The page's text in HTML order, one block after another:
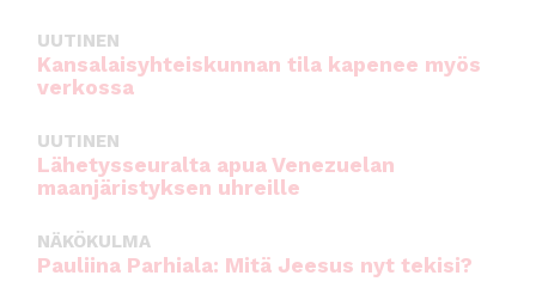
UUTINEN
Kansalaisyhteiskunnan tila kapenee myös
verkossa
UUTINEN
Lähetysseuralta apua Venezuelan
maanjäristyksen uhreille
NÄKÖKULMA
Pauliina Parhiala: Mitä Jeesus nyt tekisi?